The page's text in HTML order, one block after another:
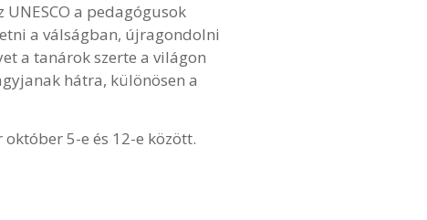
a pedagógusok
a válságban, újragondolni
a tanárok szerte a világon
hátra, különösen a
5-e és 12-e között.